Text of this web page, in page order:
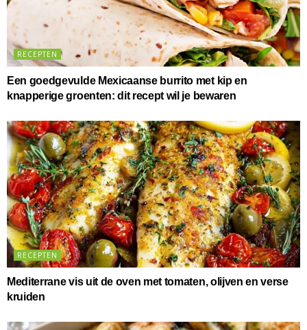
RECEPTEN
Een goedgevulde Mexicaanse burrito met kip en
knapperige groenten: dit recept wil je bewaren
RECEPTEN
Mediterrane vis uit de oven met tomaten, olijven en verse
kruiden